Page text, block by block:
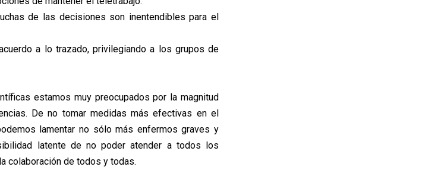
de las decisiones son inentendibles para el
a lo trazado, privilegiando a los grupos de
estamos muy preocupados por la magnitud
De no tomar medidas más efectivas en el
lamentar no sólo más enfermos graves y
latente de no poder atender a todos los
colaboración de todos y todas.